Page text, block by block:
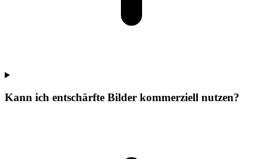
Kann ich entschärfte Bilder kommerziell nutzen?